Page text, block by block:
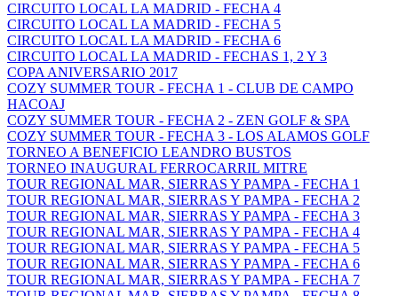
CIRCUITO LOCAL LA MADRID - FECHA 4
CIRCUITO LOCAL LA MADRID - FECHA 5
CIRCUITO LOCAL LA MADRID - FECHA 6
CIRCUITO LOCAL LA MADRID - FECHAS 1, 2 Y 3
COPA ANIVERSARIO 2017
COZY SUMMER TOUR - FECHA 1 - CLUB DE CAMPO
HACOAJ
COZY SUMMER TOUR - FECHA 2 - ZEN GOLF & SPA
COZY SUMMER TOUR - FECHA 3 - LOS ALAMOS GOLF
TORNEO A BENEFICIO LEANDRO BUSTOS
TORNEO INAUGURAL FERROCARRIL MITRE
TOUR REGIONAL MAR, SIERRAS Y PAMPA - FECHA 1
TOUR REGIONAL MAR, SIERRAS Y PAMPA - FECHA 2
TOUR REGIONAL MAR, SIERRAS Y PAMPA - FECHA 3
TOUR REGIONAL MAR, SIERRAS Y PAMPA - FECHA 4
TOUR REGIONAL MAR, SIERRAS Y PAMPA - FECHA 5
TOUR REGIONAL MAR, SIERRAS Y PAMPA - FECHA 6
TOUR REGIONAL MAR, SIERRAS Y PAMPA - FECHA 7